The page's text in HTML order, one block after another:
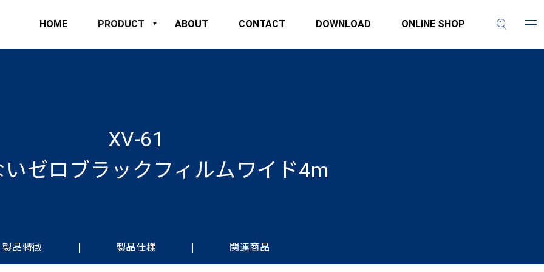
HOME PRODUCT ABOUT CONTACT DOWNLOAD ONLINE SHOP
XV-61
ゼロブラックフィルムワイド4m
製品特徴 製品仕様 関連商品